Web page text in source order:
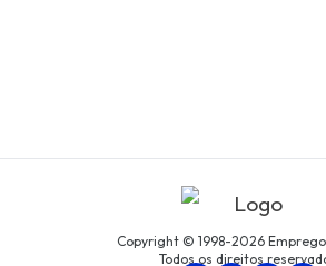
Copyright © 1998-2026
Todos os direitos